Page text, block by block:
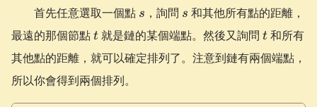
首先任意選取一個點 s
s ，詢問 s
s 和其他所有點的距離，
最遠的那個節點t
t 就是鏈的某個端點。然後又詢問 t
t 和所有
其他點的距離，就可以確定排列了。注意到鏈有兩個端點，
所以你會得到兩個排列。